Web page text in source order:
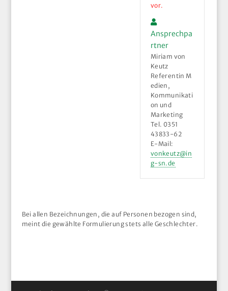
vor.
Ansprechpa
rtner
Miriam von
Keutz
Referentin M
edien,
Kommunikati
on und
Marketing
Tel. 0351
43833-62
E-Mail:
vonkeutz@in
g-sn.de
Bei allen Bezeichnungen, die auf Personen bezogen sind,
meint die gewählte Formulierung stets alle Geschlechter.